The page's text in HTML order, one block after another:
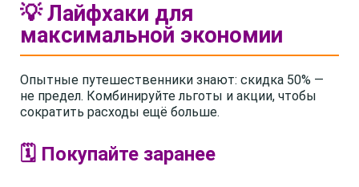
💡 Лайфхаки для
максимальной экономии
Опытные путешественники знают: скидка 50% —
не предел. Комбинируйте льготы и акции, чтобы
сократить расходы ещё больше.
🗓️ Покупайте заранее